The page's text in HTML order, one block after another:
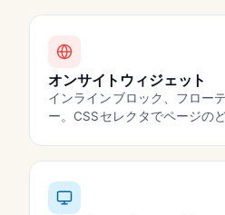
オンサイトウィジェット
インラインブロック、フロー
ー。CSSセレクタでページの